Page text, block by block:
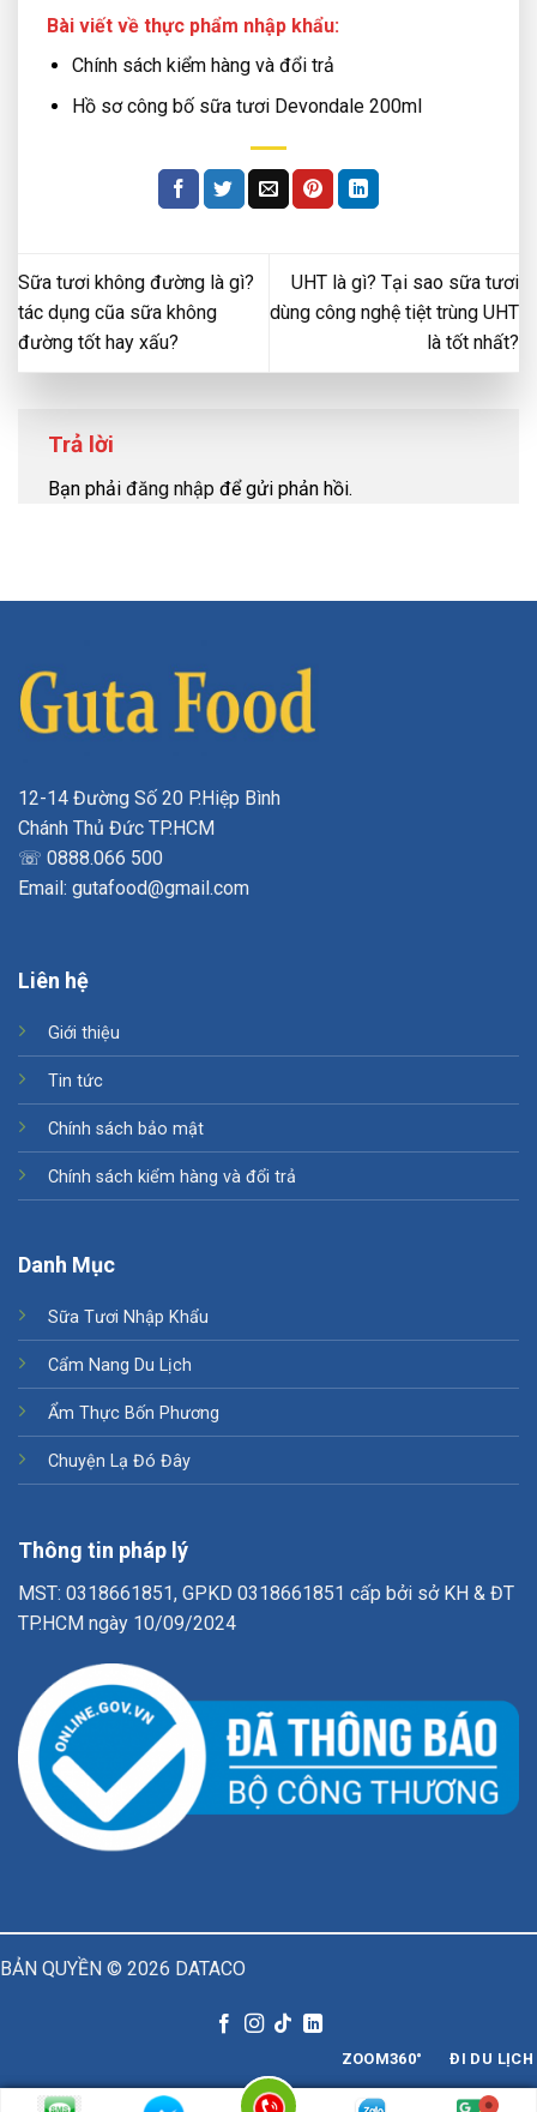
Bài viết về thực phẩm nhập khẩu:
Chính sách kiểm hàng và đổi trả
Hồ sơ công bố sữa tươi Devondale 200ml
Sữa tươi không đường là gì?
tác dụng cũa sữa không
đường tốt hay xấu?
UHT là gì? Tại sao sữa tươi
dùng công nghệ tiệt trùng UHT
là tốt nhất?
Trả lời
Bạn phải đăng nhập để gửi phản hồi.
12-14 Đường Số 20 P.Hiệp Bình
Chánh Thủ Đức TP.HCM
☏ 0888.066 500
Email: gutafood@gmail.com
Liên hệ
Giới thiệu
Tin tức
Chính sách bảo mật
Chính sách kiểm hàng và đổi trả
Danh Mục
Sữa Tươi Nhập Khẩu
Cẩm Nang Du Lịch
Ẩm Thực Bốn Phương
Chuyện Lạ Đó Đây
Thông tin pháp lý
MST: 0318661851, GPKD 0318661851 cấp bởi sở KH & ĐT
TP.HCM ngày 10/09/2024
BẢN QUYỀN © 2026 DATACO
ZOOM360° ĐI DU LỊCH